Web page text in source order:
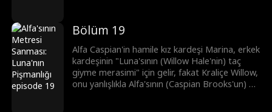
bundan dolayı Marina düşük yapar. Şimdi ise
Brooks kardeşler, intikam peşindedir.
Bölüm 19
Alfa Caspian'in hamile kız kardeşi Marina, erkek
kardeşinin "Luna'sının (Willow Hale'nin) taç
giyme merasimi" için gelir, fakat Kraliçe Willow,
onu yanlışlıkla Alfa'sının (Caspian Brooks'un) bir